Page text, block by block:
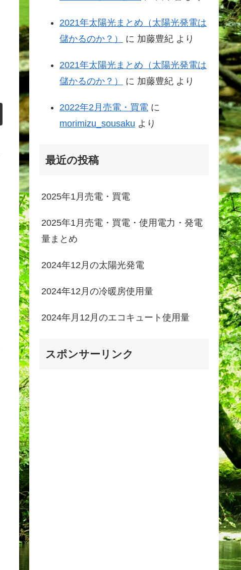
2021年太陽光まとめ（太陽光発電は
儲かるのか？）
に 加藤豊紀 より
2021年太陽光まとめ（太陽光発電は
儲かるのか？）
に 加藤豊紀 より
2022年2月売電・買電 に
morimizu_sousaku より
最近の投稿
2025年1月売電・買電
2025年1月売電・買電・使用電力・発電
量まとめ
2024年12月の太陽光発電
2024年12月の冷暖房使用量
2024年月12月のエコキュート使用量
スポンサーリンク